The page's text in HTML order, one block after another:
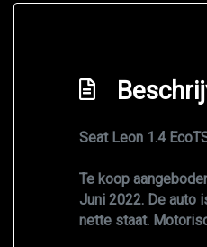
Led
Led
Led koplampen
Lichtmetalen
Seat Leon 1.4
Te koop
Juni 2022. De auto
nette staat.